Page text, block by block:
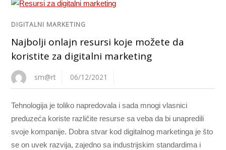
DIGITALNI MARKETING
Najbolji onlajn resursi koje možete da
koristite za digitalni marketing
sm@rt 06/12/2021
Tehnologija je toliko napredovala i sada mnogi vlasnici
preduzeća koriste različite resurse sa veba da bi unapredili
svoje kompanije. Dobra stvar kod digitalnog marketinga je što
se on uvek razvija, zajedno sa industrijskim standardima i